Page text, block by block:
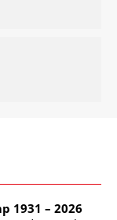
1931 – 2026